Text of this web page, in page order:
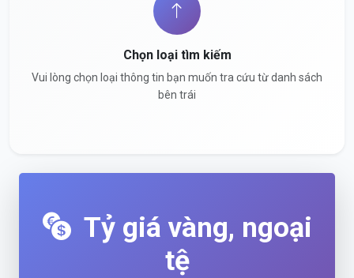
Chọn loại tìm kiếm
Vui lòng chọn loại thông tin bạn muốn tra cứu từ danh sách
bên trái
Tỷ giá vàng, ngoại
tệ